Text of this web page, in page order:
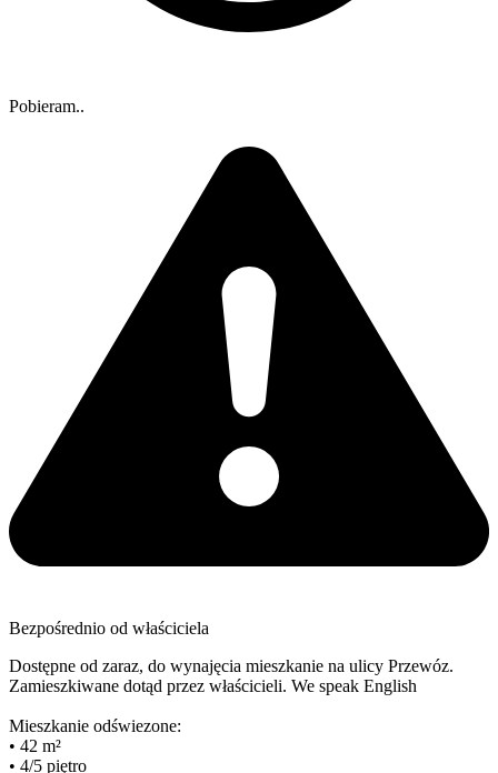
Pobieram..
Bezpośrednio od właściciela
Dostępne od zaraz, do wynajęcia mieszkanie na ulicy Przewóz.
Zamieszkiwane dotąd przez właścicieli. We speak English
Mieszkanie odświezone:
• 42 m²
• 4/5 piętro